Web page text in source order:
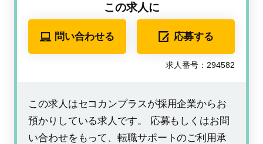
この求人に
問い合わせる 応募する
求人番号：294582
この求人はセコカンプラスが採用企業からお
預かりしている求人です。 応募もしくはお問
い合わせをもって、転職サポートのご利用承